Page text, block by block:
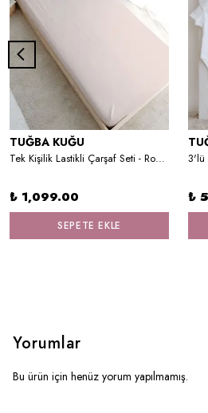
TUĞBA KUĞU
Tek Kişilik Lastikli Çarşaf Seti - Royal Series - Princess Swan
₺ 1,099.00
SEPETE EKLE
₺
Yorumlar
Bu ürün için henüz yorum yapılmamış.